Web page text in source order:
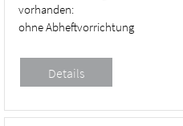
vorhanden:
ohne Abheftvorrichtung